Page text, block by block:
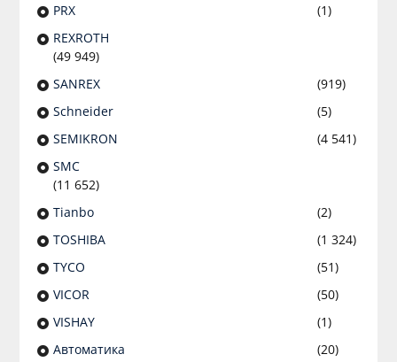
PRX
(1)
REXROTH
(49 949)
SANREX
(919)
Schneider
(5)
SEMIKRON
(4 541)
SMC
(11 652)
Tianbo
(2)
TOSHIBA
(1 324)
TYCO
(51)
VICOR
(50)
VISHAY
(1)
Автоматика
(20)